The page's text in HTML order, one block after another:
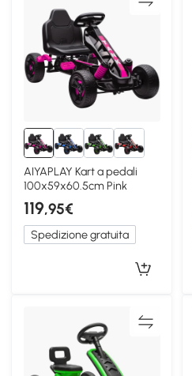
AIYAPLAY Kart a pedali
100x59x60.5cm Pink
119,95€
Spedizione gratuita